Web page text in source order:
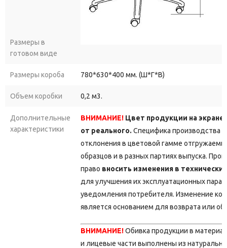
Размеры в
готовом виде
Размеры короба 780*630*400 мм. (Ш*Г*В)
Объем коробки 0,2 м3.
Дополнительные
характеристики
ВНИМАНИЕ! Цвет продукции на
от реального. Специфика производства
отклонения в цветовой гамме
образцов и в разных партиях выпуска.
право вносить изменения в
для улучшения их эксплуатационных
уведомления потребителя. Изменение
является основанием для возврата или
ВНИМАНИЕ!Обивка продукции в
и лицевые части выполнены из